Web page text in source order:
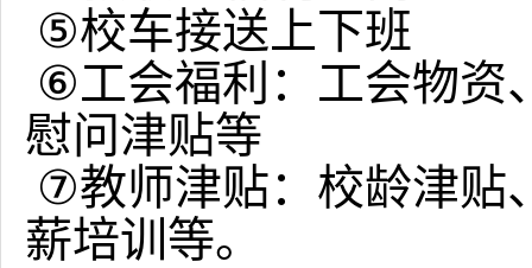
⑤校车接送上下班
⑥工会福利：工会物资
慰问津贴等
⑦教师津贴：校龄津贴
薪培训等。